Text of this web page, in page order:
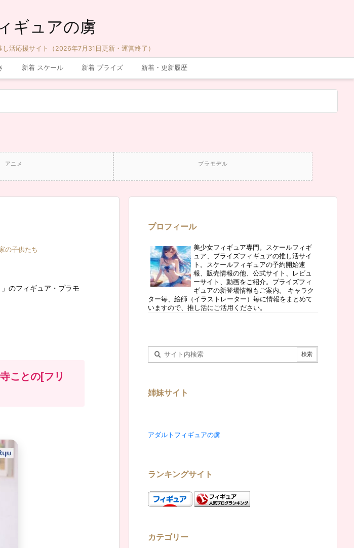
ギュアの虜
活応援サイト（2026年7月31日更新・運営終了）
新着 スケール 新着 プライズ 新着・更新履歴
アニメ プラモデル
の子供たち
のフィギュア・プラモ
ことの[フリ
プロフィール
美少女フィギュア専門。スケールフィギ
ュア、プライズフィギュアの推し活サイ
ト。スケールフィギュアの予約開始速
報、販売情報の他、公式サイト、レビュ
ーサイト、動画をご紹介。プライズフィ
ギュアの新登場情報もご案内。 キャラク
ター毎、絵師（イラストレーター）毎に情報をまとめて
いますので、推し活にご活用ください。
姉妹サイト
アダルトフィギュアの虜
ランキングサイト
カテゴリー